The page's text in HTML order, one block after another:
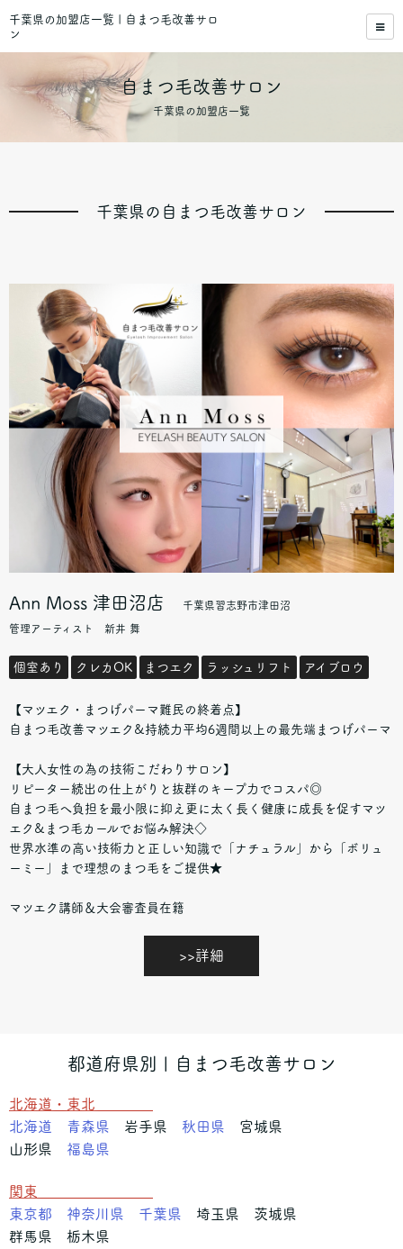
千葉県の加盟店一覧 | 自まつ毛改善サロ
ン
自まつ毛改善サロン
千葉県の加盟店一覧
千葉県の自まつ毛改善サロン
Ann Moss 津田沼店 千葉県習志野市津田沼
管理アーティスト 新井 舞
個室あり クレカOK まつエク ラッシュリフト アイブロウ
【マツエク・まつげパーマ難民の終着点】
自まつ毛改善マツエク&持続力平均6週間以上の最先端まつげパーマ
【大人女性の為の技術こだわりサロン】
リピーター続出の仕上がりと抜群のキープ力でコスパ◎
自まつ毛へ負担を最小限に抑え更に太く長く健康に成長を促すマツ
エク&まつ毛カールでお悩み解決◇
世界水準の高い技術力と正しい知識で「ナチュラル」から「ボリュ
ーミー」まで理想のまつ毛をご提供★
マツエク講師＆大会審査員在籍
>>詳細
都道府県別 | 自まつ毛改善サロン
北海道・東北
北海道
青森県 岩手県 秋田県 宮城県
山形県 福島県
関東
東京都
神奈川県 千葉県 埼玉県 茨城県
群馬県 栃木県